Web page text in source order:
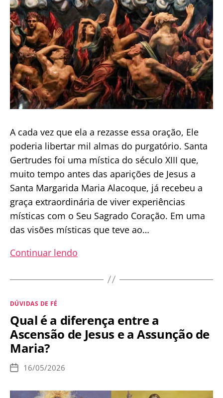
A cada vez que ela a rezasse essa oração, Ele
poderia libertar mil almas do purgatório. Santa
Gertrudes foi uma mística do século XIII que,
muito tempo antes das aparições de Jesus a
Santa Margarida Maria Alacoque, já recebeu a
graça extraordinária de viver experiências
místicas com o Seu Sagrado Coração. Em uma
das visões místicas que teve ao…
Continuar lendo
pelas
purgatório
revelada
Santa
Categorias
DÚVIDAS DE FÉ
Qual é a diferença entre a
Ascensão de Jesus e a Assunção de
Maria?
Data
publicação
16/05/2026